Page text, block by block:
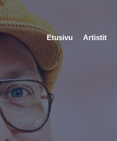
Etusivu Artistit